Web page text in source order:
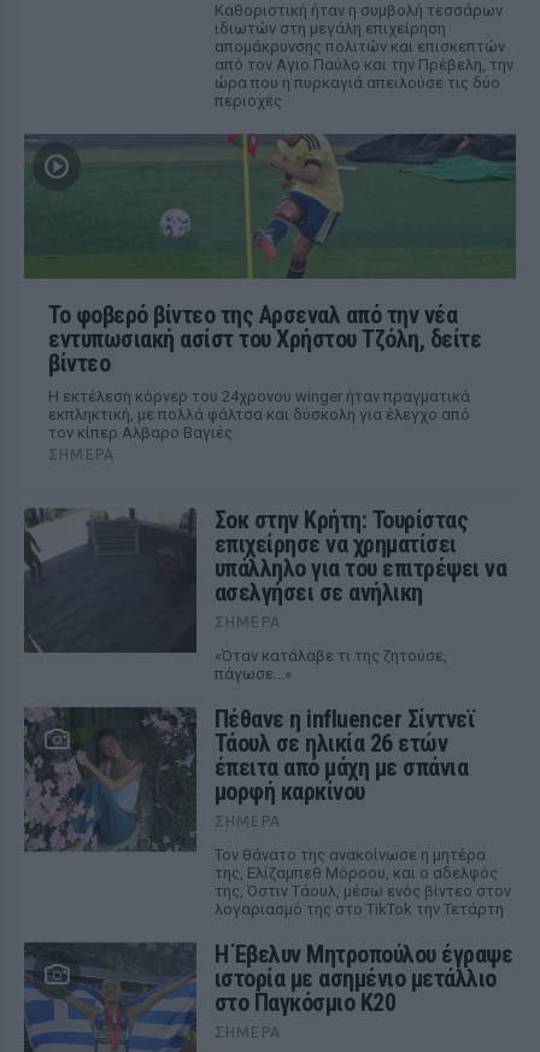
Καθοριστική ήταν η συμβολή τεσσάρων
ιδιωτών στη μεγάλη επιχείρηση
απομάκρυνσης πολιτών και επισκεπτών
από τον Αγιο Παύλο και την Πρέβελη, την
ώρα που η πυρκαγιά απειλούσε τις δύο
περιοχές
Το φοβερό βίντεο της Αρσεναλ από την νέα
εντυπωσιακή ασίστ του Χρήστου Τζόλη, δείτε
βίντεο
Η εκτέλεση κόρνερ του 24χρονου winger ήταν πραγματικά
εκπληκτική, με πολλά φάλτσα και δύσκολη για έλεγχο από
τον κίπερ Αλβαρο Βαγιές
ΣΉΜΕΡΑ
Σοκ στην Κρήτη: Τουρίστας
επιχείρησε να χρηματίσει
υπάλληλο για του επιτρέψει να
ασελγήσει σε ανήλικη
ΣΉΜΕΡΑ
«Όταν κατάλαβε τι της ζητούσε,
πάγωσε...»
Πέθανε η influencer Σίντνεϊ
Τάουλ σε ηλικία 26 ετών
έπειτα από μάχη με σπάνια
μορφή καρκίνου
ΣΉΜΕΡΑ
Τον θάνατο της ανακοίνωσε η μητέρα
της, Ελίζαμπεθ Μόροου, και ο αδελφός
της, Όστιν Τάουλ, μέσω ενός βίντεο στον
λογαριασμό της στο TikTok την Τετάρτη
Η Έβελυν Μητροπούλου έγραψε
ιστορία με ασημένιο μετάλλιο
στο Παγκόσμιο Κ20
ΣΉΜΕΡΑ